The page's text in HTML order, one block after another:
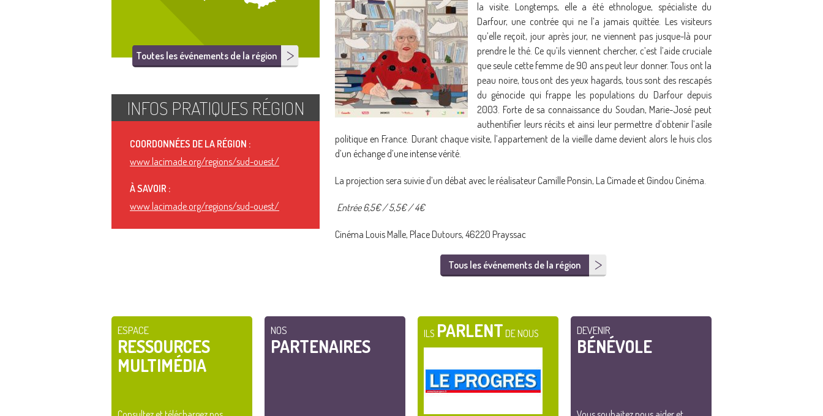
la visite. Longtemps, elle a été ethnologue, spécialiste du
Darfour, une contrée qui ne l’a jamais quittée. Les visiteurs
qu’elle reçoit, jour après jour, ne viennent pas jusque-là pour
prendre le thé. Ce qu’ils viennent chercher, c’est l’aide cruciale
que seule cette femme de 90 ans peut leur donner. Tous ont la
peau noire, tous ont des yeux hagards, tous sont des rescapés
du génocide qui frappe les populations du Darfour depuis
2003. Forte de sa connaissance du Soudan, Marie-José peut
authentifier leurs récits et ainsi leur permettre d’obtenir l’asile
politique en France. Durant chaque visite, l’appartement de la vieille dame devient alors le huis clos
d’un échange d’une intense vérité.
La projection sera suivie d’un débat avec le réalisateur Camille Ponsin, La Cimade et Gindou Cinéma.
Entrée 6,5€ / 5,5€ / 4€
Cinéma Louis Malle, Place Dutours, 46220 Prayssac
Tous les événements de la région
Toutes les événements de la région
INFOS PRATIQUES RÉGION
COORDONNÉES DE LA RÉGION :
www.lacimade.org/regions/sud-ouest/
À SAVOIR :
www.lacimade.org/regions/sud-ouest/
ESPACE
RESSOURCES
MULTIMÉDIA
NOS
PARTENAIRES
ILS PARLENT DE NOUS DEVENIR
BÉNÉVOLE